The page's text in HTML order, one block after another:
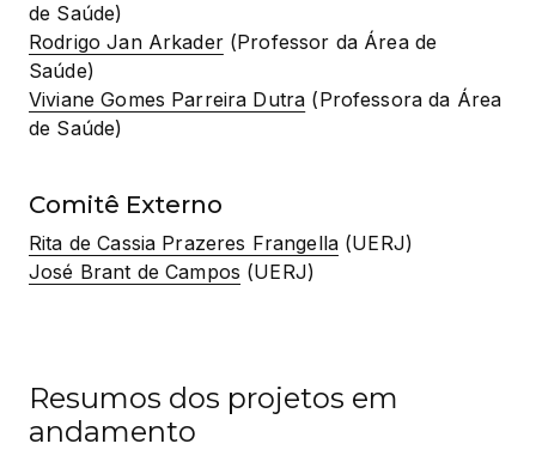
Rodrigo Jan Arkader (Professor da Área de
Viviane Gomes Parreira Dutra (Professora da Área
de Saúde)
Comitê Externo
Rita de Cassia Prazeres Frangella
José Brant de Campos (UERJ)
Resumos dos projetos em
andamento